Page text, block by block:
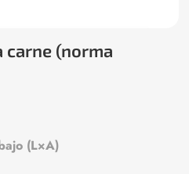
carne (norma
(L×A)